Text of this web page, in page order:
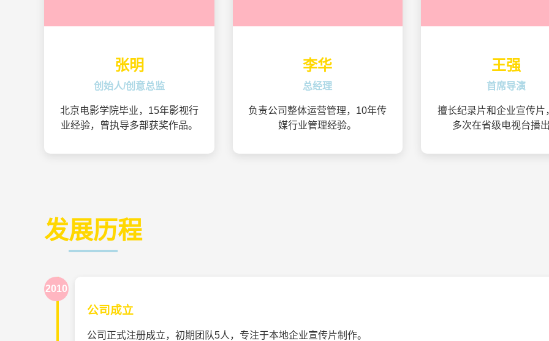
张明
创始人/创意总监
北京电影学院毕业，15年影视行
业经验，曾执导多部获奖作品。
李华
总经理
负责公司整体运营管理，10年传
媒行业管理经验。
王强
首席导演
擅长纪录片和企业宣传片
多次在省级电视台播
发展历程
2010
公司成立
公司正式注册成立，初期团队5人，专注于本地企业宣传片制作。